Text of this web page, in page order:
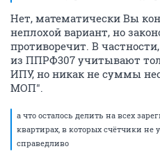
Нет, математически Вы
неплохой вариант, но
противоречит. В
из ППРФ307 учитывают
ИПУ, но никак не суммы
МОП".
а что осталось делить на всех
квартирах, в которых счётчики не
справедливо